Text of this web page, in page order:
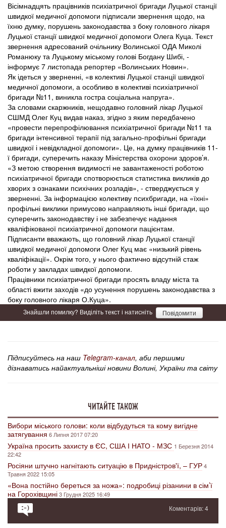
Вісімнадцять працівників психіатричної бригади Луцької станції
швидкої медичної допомоги підписали звернення щодо, на
їхню думку, порушень законодавства з боку головного лікаря
Луцької станції швидкої медичної допомоги Олега Куца. Текст
звернення адресований очільнику Волинської ОДА Миколі
Романюку та Луцькому міському голові Богдану Шибі, -
інформує 7 листопада репортер «Волинських Новин».
Як ідеться у зверненні, «в колективі Луцької станції швидкої
медичної допомоги, а особливо в колективі психіатричної
бригади №11, виникла гостра соціальна напруга».
За словами скаржників, нещодавно головний лікар Луцької
СШМД Олег Куц видав наказ, згідно з яким передбачено
«провести перепрофілювання психіатричної бригади №11 та
бригади інтенсивної терапії під загально-профільні бригади
швидкої і невідкладної допомоги». Це, на думку працівників 11-
ї бригади, суперечить наказу Міністерства охорони здоров’я.
«З метою створення видимості не завантаженості роботою
психіатричної бригади спотворюється статистика викликів до
хворих з ознаками психічних розладів», - стверджується у
зверненні. За інформацією колективу психбригади, на «їхні»
профільні виклики примусово направляють інші бригади, що
суперечить законодавству і не забезпечує надання
кваліфікованої психіатричної допомоги пацієнтам.
Підписанти вважають, що головний лікар Луцької станції
швидкої медичної допомоги Олег Куц має «низький рівень
кваліфікації». Окрім того, у нього фактично відсутній стаж
роботи у закладах швидкої допомоги.
Працівники психіатричної бригади просять владу міста та
області вжити заходів «до усунення порушень законодавства з
боку головного лікаря О.Куца».
Знайшли помилку? Виділіть текст і натисніть Повідомити
Підписуйтесь на наш Telegram-канал, аби першими
дізнаватись найактуальніші новини Волині, України та світу
ЧИТАЙТЕ ТАКОЖ
Вибори міського голови: коли відбудуться та кому вигідне
затягування6 Липня 2017 07:20
Україна просить захисту в ЄС, США І НАТО - МЗС 1 Березня 2014
22:42
Росіяни штучно нагнітають ситуацію в Придністров'ї, – ГУР4
Травня 2022 15:05
«Вона постійно береться за ножа»: подробиці різанини в сім’ї
на Горохівщині3 Грудня 2025 16:49
Коментарів: 4